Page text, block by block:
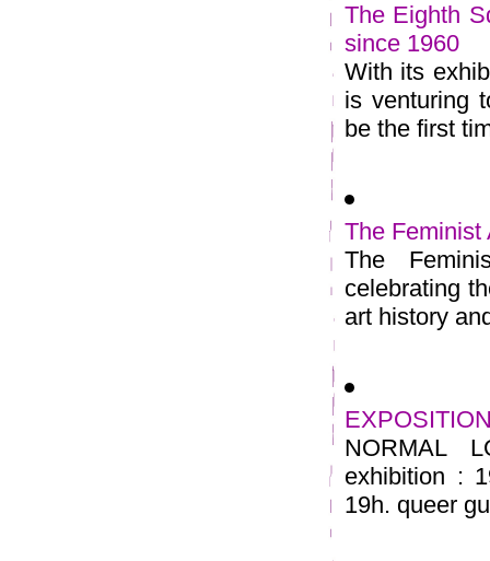
The Eighth
since 1960
With its
is venturing
be the first
The Feminist
The
celebrating
art history
NORMAL
exhibition :
19h. queer